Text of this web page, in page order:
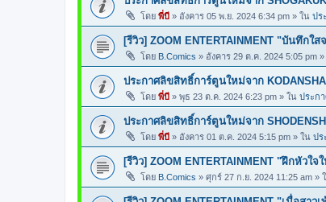
โดย พี่บี » อังคาร 05 พ.ย. 2024 6:34 pm » ใน ปร
[รีวิว] ZOOM ENTERTAINMENT "บันทึกใ
โดย B.Comics » อังคาร 29 ต.ค. 2024 5:05 pm »
ประกาศลิขสิทธิ์การ์ตูนใหม่จาก KODANSHA
โดย พี่บี » พุธ 23 ต.ค. 2024 6:23 pm » ใน ประก
ประกาศลิขสิทธิ์การ์ตูนใหม่จาก
โดย พี่บี » อังคาร 01 ต.ค. 2024 5:15 pm » ใน ปร
[รีวิว] ZOOM ENTERTAINMENT "ฝึกหัวใจ
โดย B.Comics » ศุกร์ 27 ก.ย. 2024 11:25 am »